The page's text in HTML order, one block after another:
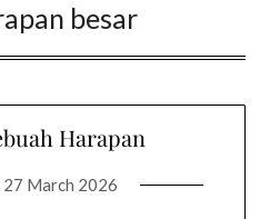
besar
Harapan
27 March 2026